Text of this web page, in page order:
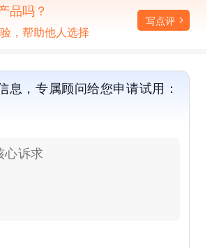
品吗？
，帮助他人选择
写点评
息，专属顾问给您申请试用：